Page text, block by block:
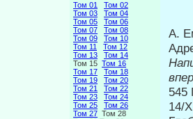
Том 01
Том 02
Том 03
Том 04
Том 05
Том 06
Том 07
Том 08
Том 09
Том 10
Том 11
Том 12
Том 13
Том 14
Том 15 Том 16
Том 17
Том 18
Том 19
Том 20
Том 21
Том 22
Том 23
Том 24
Том 25
Том 26
Том 27 Том 28
А.
14/